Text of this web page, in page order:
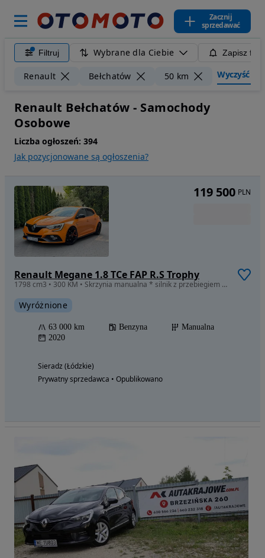
Zacznij
sprzedawać
Filtruj Wybrane dla Ciebie Zapisz
Renault Bełchatów 50 km Wyczyść
Renault Bełchatów - Samochody
Osobowe
Liczba ogłoszeń: 394
Jak pozycjonowane są ogłoszenia?
Renault Megane 1.8 TCe FAP R.S Trophy
1798 cm3 • 300 KM • Skrzynia manualna * silnik z przebiegiem 940 km
Wyróżnione
63 000 km Benzyna
Manualna
2020
Sieradz (Łódzkie)
Prywatny sprzedawca • Opublikowano
119 500 PLN